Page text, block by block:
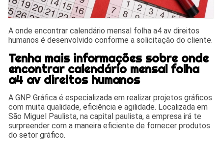
A onde encontrar calendário mensal folha a4 av direitos
humanos é desenvolvido conforme a solicitação do cliente.
Tenha mais informações sobre onde
encontrar calendário mensal folha
a4 av direitos humanos
A GNP Gráfica é especializada em realizar projetos gráficos
com muita qualidade, eficiência e agilidade. Localizada em
São Miguel Paulista, na capital paulista, a empresa irá te
surpreender com a maneira eficiente de fornecer produtos
do setor gráfico.